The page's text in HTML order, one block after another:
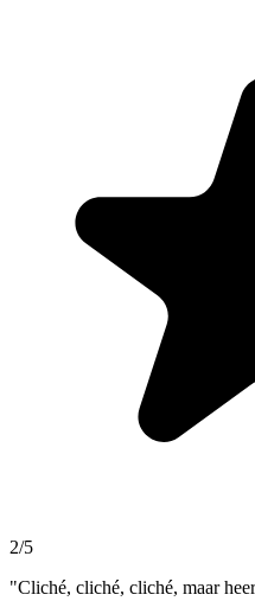
2/5
"Cliché, cliché, cliché, maar